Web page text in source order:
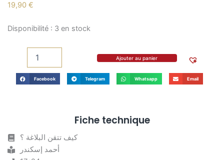
19,90 €
Disponibilité : 3 en stock
quantité
كيف
تتقن
البلاغة
-
Ajouter au panier
Facebook Telegram Whatsapp Email
Fiche technique
كيف تتقن البلاغة ؟
أحمد إسكندر